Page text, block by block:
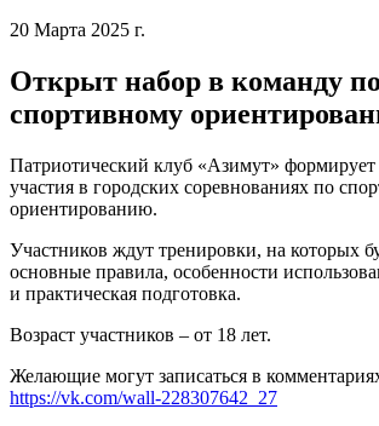
20 Марта 2025 г.
Открыт набор в команду по
спортивному
Патриотический клуб «Азимут» формирует
участия в городских соревнованиях по
ориентированию.
Участников ждут тренировки, на которых
основные правила, особенности
и практическая подготовка.
Возраст участников – от 18 лет.
Желающие могут записаться в
https://vk.com/wall-228307642_27